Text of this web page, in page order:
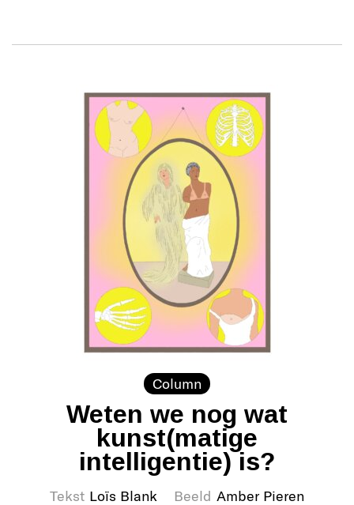
Column
Weten we nog wat
kunst(matige
intelligentie) is?
Tekst Loïs Blank Beeld Amber Pieren